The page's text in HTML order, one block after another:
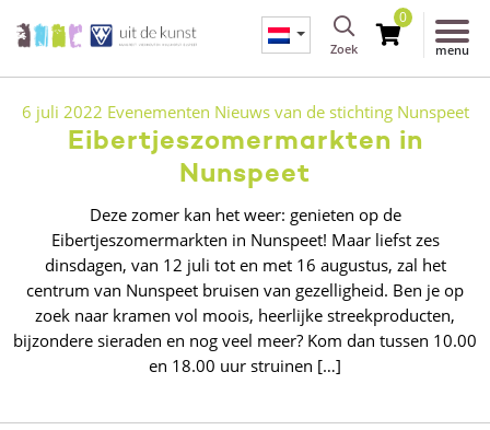
Zoek
0
menu
6 juli 2022 Evenementen Nieuws van de stichting Nunspeet
Eibertjeszomermarkten in
Nunspeet
Deze zomer kan het weer: genieten op de
Eibertjeszomermarkten in Nunspeet! Maar liefst zes
dinsdagen, van 12 juli tot en met 16 augustus, zal het
centrum van Nunspeet bruisen van gezelligheid. Ben je op
zoek naar kramen vol moois, heerlijke streekproducten,
bijzondere sieraden en nog veel meer? Kom dan tussen 10.00
en 18.00 uur struinen […]